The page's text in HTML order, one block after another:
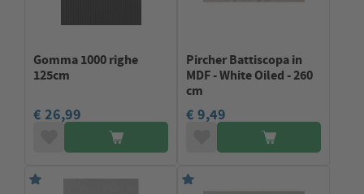
Gomma 1000 righe
125cm
€ 26,99
Pircher Battiscopa in
MDF - White Oiled - 260
cm
€ 9,49